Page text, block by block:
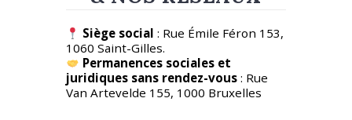
Siège social : Rue Émile Féron 153,
1060 Saint-Gilles.
Permanences sociales et
juridiques sans rendez-vous : Rue
Van Artevelde 155, 1000 Bruxelles